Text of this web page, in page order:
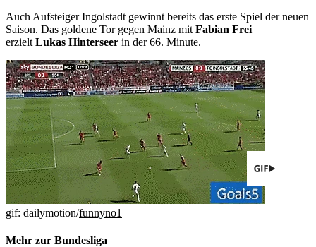
Auch Aufsteiger Ingolstadt gewinnt bereits das erste Spiel der neuen
Saison. Das goldene Tor gegen Mainz mit Fabian Frei
erzielt Lukas Hinterseer in der 66. Minute.
gif: dailymotion/funnyno1
Mehr zur Bundesliga